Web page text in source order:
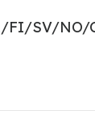
SV/NO/